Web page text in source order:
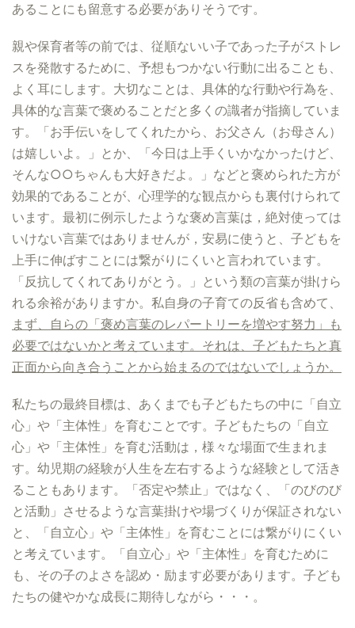
あることにも留意する必要がありそうです。
親や保育者等の前では、従順ないい子であった子がストレ
スを発散するために、予想もつかない行動に出ることも、
よく耳にします。大切なことは、具体的な行動や行為を、
具体的な言葉で褒めることだと多くの識者が指摘していま
す。「お手伝いをしてくれたから、お父さん（お母さん）
は嬉しいよ。」とか、「今日は上手くいかなかったけど、
そんな○○ちゃんも大好きだよ。」などと褒められた方が
効果的であることが、心理学的な観点からも裏付けられて
います。最初に例示したような褒め言葉は，絶対使っては
いけない言葉ではありませんが，安易に使うと、子どもを
上手に伸ばすことには繋がりにくいと言われています。
「反抗してくれてありがとう。」という類の言葉が掛けら
れる余裕がありますか。私自身の子育ての反省も含めて、
まず、自らの「褒め言葉のレパートリーを増やす努力」も
必要ではないかと考えています。それは、子どもたちと真
正面から向き合うことから始まるのではないでしょうか。
私たちの最終目標は、あくまでも子どもたちの中に「自立
心」や「主体性」を育むことです。子どもたちの「自立
心」や「主体性」を育む活動は，様々な場面で生まれま
す。幼児期の経験が人生を左右するような経験として活き
ることもあります。「否定や禁止」ではなく、「のびのび
と活動」させるような言葉掛けや場づくりが保証されない
と、「自立心」や「主体性」を育むことには繋がりにくい
と考えています。「自立心」や「主体性」を育むために
も、その子のよさを認め・励ます必要があります。子ども
たちの健やかな成長に期待しながら・・・。